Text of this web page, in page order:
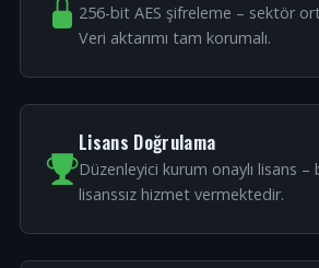
256-bit AES şifreleme – sektör
Veri aktarımı tam korumalı.
Lisans Doğrulama
Düzenleyici kurum onaylı lisans
lisanssız hizmet vermektedir.